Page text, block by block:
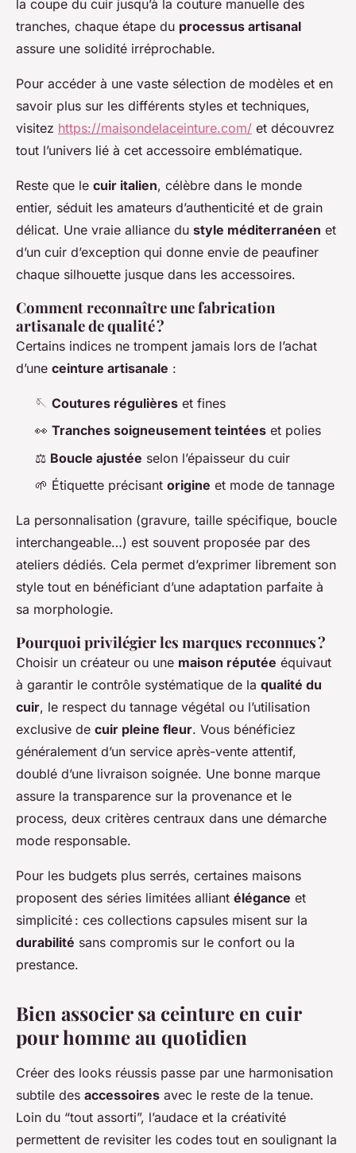
la coupe du cuir jusqu’à la couture manuelle des
tranches, chaque étape du processus artisanal
assure une solidité irréprochable.
Pour accéder à une vaste sélection de modèles et en
savoir plus sur les différents styles et techniques,
visitez https://maisondelaceinture.com/ et découvrez
tout l’univers lié à cet accessoire emblématique.
Reste que le cuir italien, célèbre dans le monde
entier, séduit les amateurs d’authenticité et de grain
délicat. Une vraie alliance du style méditerranéen et
d’un cuir d’exception qui donne envie de peaufiner
chaque silhouette jusque dans les accessoires.
Comment reconnaître une fabrication
artisanale de qualité ?
Certains indices ne trompent jamais lors de l’achat
d’une ceinture artisanale :
🪡 Coutures régulières et fines
👀 Tranches soigneusement teintées et polies
⚖️ Boucle ajustée selon l’épaisseur du cuir
🌱 Étiquette précisant origine et mode de tannage
La personnalisation (gravure, taille spécifique, boucle
interchangeable…) est souvent proposée par des
ateliers dédiés. Cela permet d’exprimer librement son
style tout en bénéficiant d’une adaptation parfaite à
sa morphologie.
Pourquoi privilégier les marques reconnues ?
Choisir un créateur ou une maison réputée équivaut
à garantir le contrôle systématique de la qualité du
cuir, le respect du tannage végétal ou l’utilisation
exclusive de cuir pleine fleur. Vous bénéficiez
généralement d’un service après-vente attentif,
doublé d’une livraison soignée. Une bonne marque
assure la transparence sur la provenance et le
process, deux critères centraux dans une démarche
mode responsable.
Pour les budgets plus serrés, certaines maisons
proposent des séries limitées alliant élégance et
simplicité : ces collections capsules misent sur la
durabilité sans compromis sur le confort ou la
prestance.
Bien associer sa ceinture en cuir
pour homme au quotidien
Créer des looks réussis passe par une harmonisation
subtile des accessoires avec le reste de la tenue.
Loin du “tout assorti”, l’audace et la créativité
permettent de revisiter les codes tout en soulignant la